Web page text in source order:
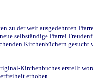
zu der weit ausgedehnten
selbständige Pfarrei
Kirchenbüchern gesucht
Kirchenbuches erstellt
erhoben.